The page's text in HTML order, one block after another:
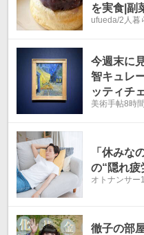
を実食|副
ufueda/2人暮
今週末に
智キュレ
ッティチ
美術手帖8時
「休みな
の“隠れ
オトナンサー
徹子の部